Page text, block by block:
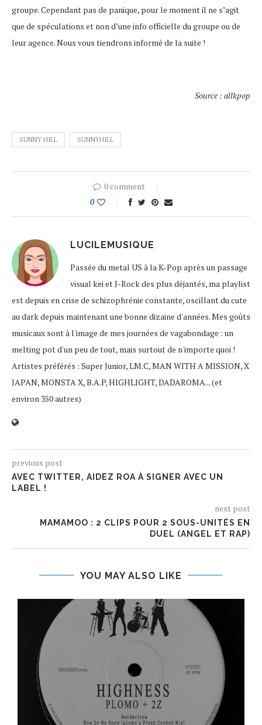
groupe. Cependant pas de panique, pour le moment il ne s’agit
que de spéculations et non d’une info officielle du groupe ou de
leur agence. Nous vous tiendrons informé de la suite !
Source : allkpop
SUNNY HILL SUNNYHILL
0 comment
0
LUCILEMUSIQUE
Passée du metal US à la K-Pop après un passage
visual kei et J-Rock des plus déjantés, ma playlist
est depuis en crise de schizophrénie constante, oscillant du cute
au dark depuis maintenant une bonne dizaine d'années. Mes goûts
musicaux sont à l'image de mes journées de vagabondage : un
melting pot d'un peu de tout, mais surtout de n'importe quoi !
Artistes préférés : Super Junior, LM.C, MAN WITH A MISSION, X
JAPAN, MONSTA X, B.A.P, HIGHLIGHT, DADAROMA... (et
environ 350 autres)
previous post
AVEC TWITTER, AIDEZ ROA À SIGNER AVEC UN
LABEL !
next post
MAMAMOO : 2 CLIPS POUR 2 SOUS-UNITÉS EN
DUEL (ANGEL ET RAP)
YOU MAY ALSO LIKE